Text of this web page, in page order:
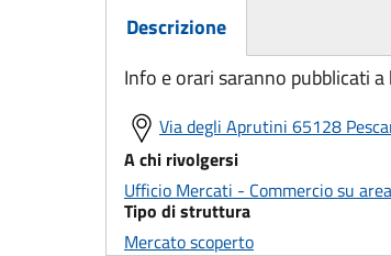
Descrizione
(scheda attiva)
Info e orari saranno pubblicati a
Via degli Aprutini 65128
A chi rivolgersi
Ufficio Mercati - Commercio su
Tipo di struttura
Mercato scoperto